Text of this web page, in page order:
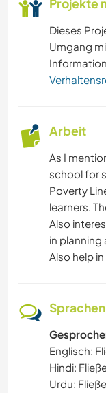
Projekte
Dieses
Umgang
Arbeit
As I
school for
Poverty
learners.
Also
in
Also help
Sprachen
Englisch:
Hindi:
Urdu: